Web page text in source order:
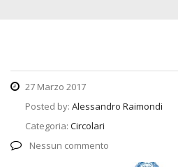
27 Marzo 2017
Posted by: Alessandro Raimondi
Categoria: Circolari
Nessun commento